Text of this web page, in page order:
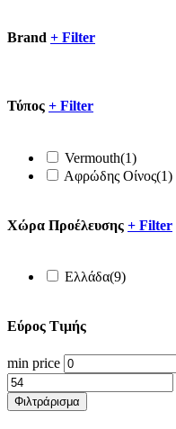
Brand + Filter
Τύπος + Filter
Vermouth(1)
Αφρώδης Οίνος(1)
Xώρα Προέλευσης + Filter
Ελλάδα(9)
Εύρος Τιμής
min price
Φιλτράρισμα